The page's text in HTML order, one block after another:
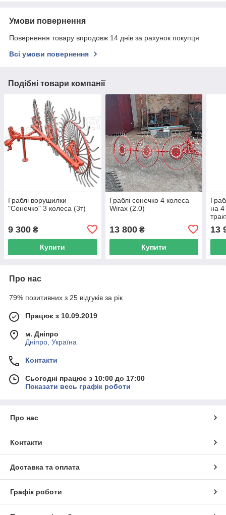
Умови повернення
Повернення товару впродовж 14 днів за рахунок покупця
Всі умови повернення
Подібні товари компанії
Граблі ворушилки
"Сонечко" 3 колеса (3т)
9 300 ₴
Купити
Граблі сонечко 4 колеса
Wirax (2.0)
13 800₴
Купити
на
13
Про нас
79% позитивних з 25 відгуків за рік
Працює з 10.09.2019
м. Дніпро
Дніпро, Україна
Контакти
Сьогодні працює з 10:00 до 17:00
Показати весь графік роботи
Про нас
Контакти
Доставка та оплата
Графік роботи